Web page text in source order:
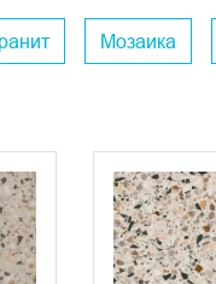
Мозаика